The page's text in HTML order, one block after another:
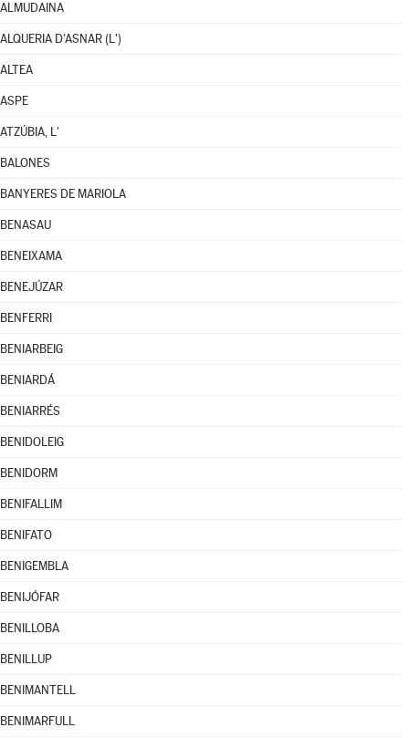
ALMUDAINA
ALQUERIA D'ASNAR (L')
ALTEA
ASPE
ATZÚBIA, L'
BALONES
BANYERES DE MARIOLA
BENASAU
BENEIXAMA
BENEJÚZAR
BENFERRI
BENIARBEIG
BENIARDÁ
BENIARRÉS
BENIDOLEIG
BENIDORM
BENIFALLIM
BENIFATO
BENIGEMBLA
BENIJÓFAR
BENILLOBA
BENILLUP
BENIMANTELL
BENIMARFULL